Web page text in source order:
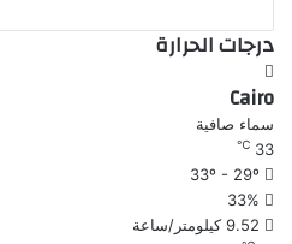
درجات الحرارة
Cairo
سماء صافية
33
℃
33%
9.52 كيلومتر/ساعة